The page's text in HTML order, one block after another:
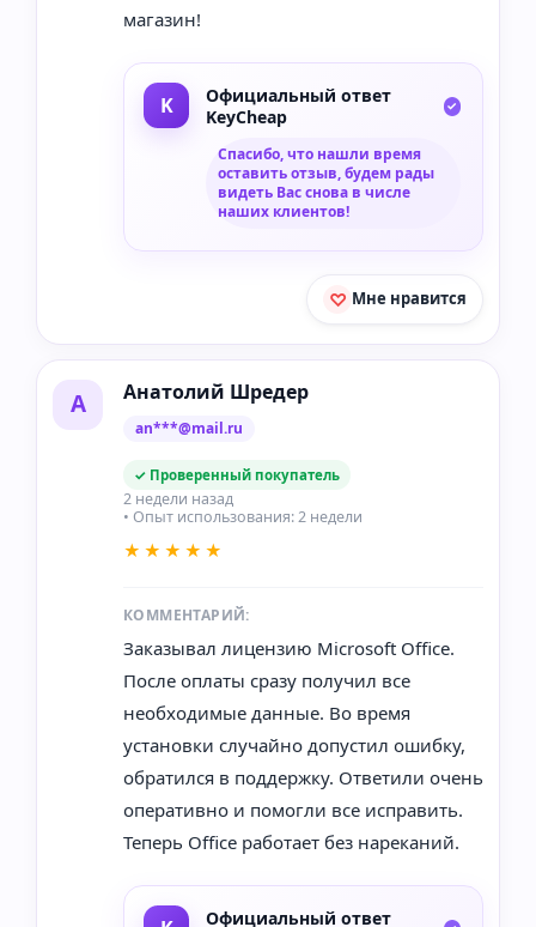
магазин!
Официальный ответ
KeyCheap
Спасибо, что нашли время
оставить отзыв, будем рады
видеть Вас снова в числе
наших клиентов!
Мне нравится
А Анатолий Шредер
an***@mail.ru
✓ Проверенный покупатель
2 недели назад
• Опыт использования: 2 недели
★★★★★
КОММЕНТАРИЙ:
Заказывал лицензию Microsoft Office.
После оплаты сразу получил все
необходимые данные. Во время
установки случайно допустил ошибку,
обратился в поддержку. Ответили очень
оперативно и помогли все исправить.
Теперь Office работает без нареканий.
Официальный ответ